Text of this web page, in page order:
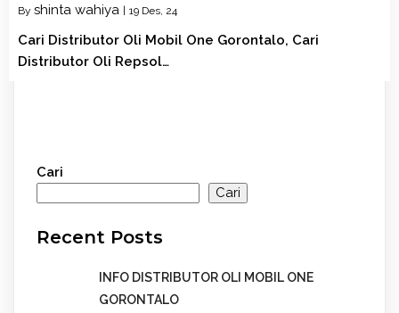
By shinta wahiya | 19 Des, 24
Cari Distributor Oli Mobil One Gorontalo, Cari
Distributor Oli Repsol…
Cari
Cari
Recent Posts
INFO DISTRIBUTOR OLI MOBIL ONE
GORONTALO